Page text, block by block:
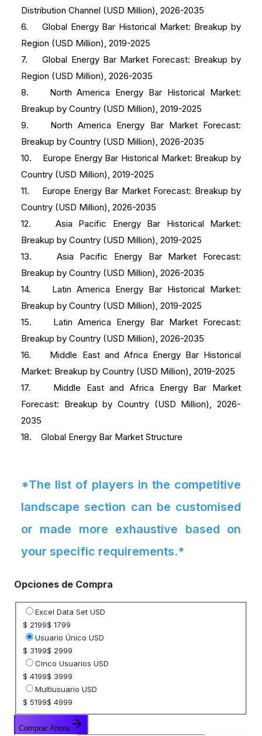
Distribution Channel (USD Million), 2026-2035
6. Global Energy Bar Historical Market: Breakup by
Region (USD Million), 2019-2025
7. Global Energy Bar Market Forecast: Breakup by
Region (USD Million), 2026-2035
8. North America Energy Bar Historical Market:
Breakup by Country (USD Million), 2019-2025
9. North America Energy Bar Market Forecast:
Breakup by Country (USD Million), 2026-2035
10. Europe Energy Bar Historical Market: Breakup by
Country (USD Million), 2019-2025
11. Europe Energy Bar Market Forecast: Breakup by
Country (USD Million), 2026-2035
12. Asia Pacific Energy Bar Historical Market:
Breakup by Country (USD Million), 2019-2025
13. Asia Pacific Energy Bar Market Forecast:
Breakup by Country (USD Million), 2026-2035
14. Latin America Energy Bar Historical Market:
Breakup by Country (USD Million), 2019-2025
15. Latin America Energy Bar Market Forecast:
Breakup by Country (USD Million), 2026-2035
16. Middle East and Africa Energy Bar Historical
Market: Breakup by Country (USD Million), 2019-2025
17. Middle East and Africa Energy Bar Market
Forecast: Breakup by Country (USD Million), 2026-
2035
18. Global Energy Bar Market Structure
*The list of players in the competitive
landscape section can be customised
or made more exhaustive based on
your specific requirements.*
Opciones de Compra
Seleccione opción de precio
Excel Data Set USD
$ 2199$ 1799
Usuario Único USD
$ 3199$ 2999
Cinco Usuarios USD
$ 4199$ 3999
Multiusuario USD
$ 5199$ 4999
Comprar Ahora